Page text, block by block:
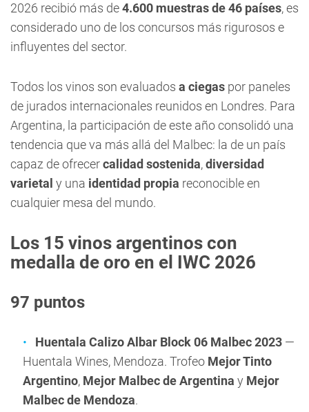
2026 recibió más de4.600 muestras de 46 países, es
considerado uno de los concursos más rigurosos e
influyentes del sector.
Todos los vinos son evaluados a ciegas por paneles
de jurados internacionales reunidos en Londres. Para
Argentina, la participación de este año consolidó una
tendencia que va más allá del Malbec: la de un país
capaz de ofrecercalidad sostenida,diversidad
varietal y una identidad propia reconocible en
cualquier mesa del mundo.
Los 15 vinos argentinos con
medalla de oro en el IWC 2026
97 puntos
Huentala Calizo Albar Block 06 Malbec 2023 —
Huentala Wines, Mendoza. Trofeo Mejor Tinto
Argentino, Mejor Malbec de Argentina y Mejor
Malbec de Mendoza.